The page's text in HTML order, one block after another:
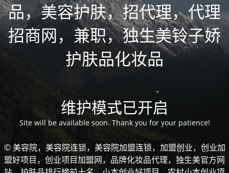
品，美容护肤，招代理，代理
招商网，兼职，独生美铃子娇
护肤品化妆品
维护模式已开启
Site will be available soon. Thank you for your patience!
© 美容院，美容院连锁，美容院加盟连锁，加盟创业，创业加
盟好项目，创业项目加盟网，品牌化妆品代理，独生美官方网